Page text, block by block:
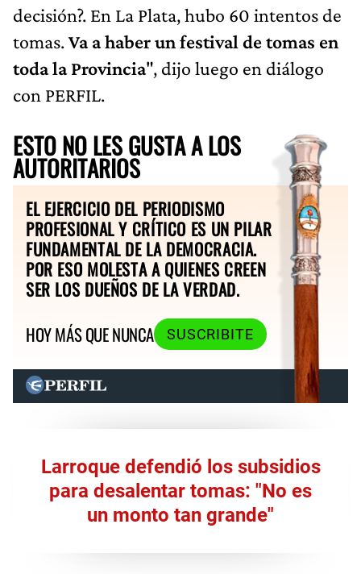
decisión?. En La Plata, hubo 60 intentos de
tomas.Va a haber un festival de tomas en
toda la Provincia", dijo luego en diálogo
con PERFIL.
ESTO NO LES GUSTA A LOS
AUTORITARIOS
EL EJERCICIO DEL PERIODISMO
PROFESIONAL Y CRÍTICO ES UN PILAR
FUNDAMENTAL DE LA DEMOCRACIA.
POR ESO MOLESTA A QUIENES CREEN
SER LOS DUEÑOS DE LA VERDAD.
HOY MÁS QUE NUNCA
SUSCRIBITE
Larroque defendió los subsidios
para desalentar tomas: "No es
un monto tan grande"